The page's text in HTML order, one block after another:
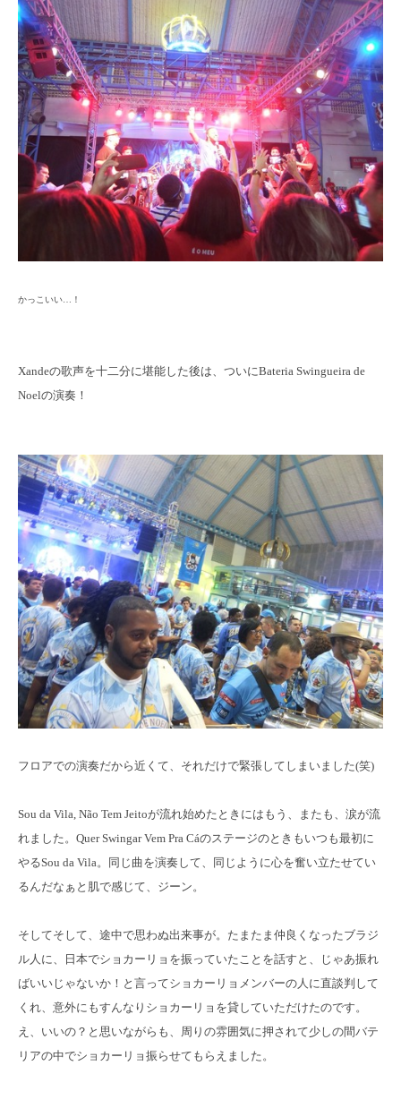
かっこいい…！
Xandeの歌声を十二分に堪能した後は、ついにBateria Swingueira de
Noelの演奏！
フロアでの演奏だから近くて、それだけで緊張してしまいました(笑)
Sou da Vila, Não Tem Jeitoが流れ始めたときにはもう、またも、涙が流
れました。Quer Swingar Vem Pra Cáのステージのときもいつも最初に
やるSou da Vila。同じ曲を演奏して、同じように心を奮い立たせてい
るんだなぁと肌で感じて、ジーン。
そしてそして、途中で思わぬ出来事が。たまたま仲良くなったブラジ
ル人に、日本でショカーリョを振っていたことを話すと、じゃあ振れ
ばいいじゃないか！と言ってショカーリョメンバーの人に直談判して
くれ、意外にもすんなりショカーリョを貸していただけたのです。
え、いいの？と思いながらも、周りの雰囲気に押されて少しの間バテ
リアの中でショカーリョ振らせてもらえました。